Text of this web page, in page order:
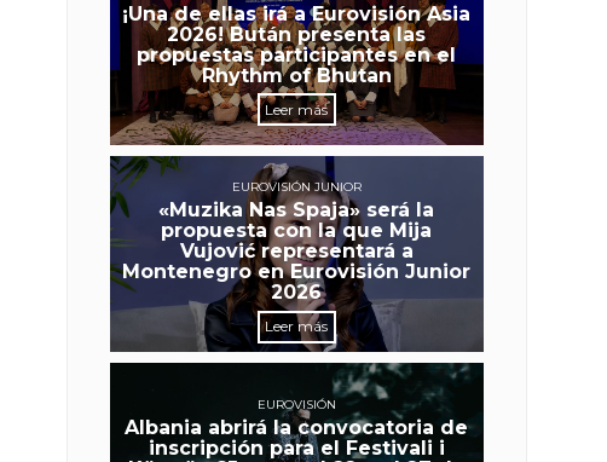
¡Una de ellas irá a Eurovisión Asia
2026! Bután presenta las
propuestas participantes en el
Rhythm of Bhutan
Leer más
EUROVISIÓN JUNIOR
«Muzika Nas Spaja» será la
propuesta con la que Mija
Vujović representará a
Montenegro en Eurovisión Junior
2026
Leer más
EUROVISIÓN
Albania abrirá la convocatoria de
inscripción para el Festivali i